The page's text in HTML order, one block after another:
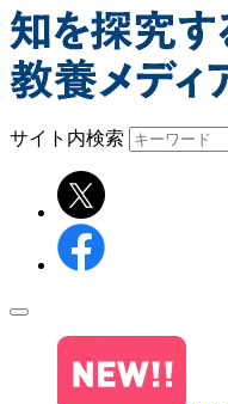
サイト内検索